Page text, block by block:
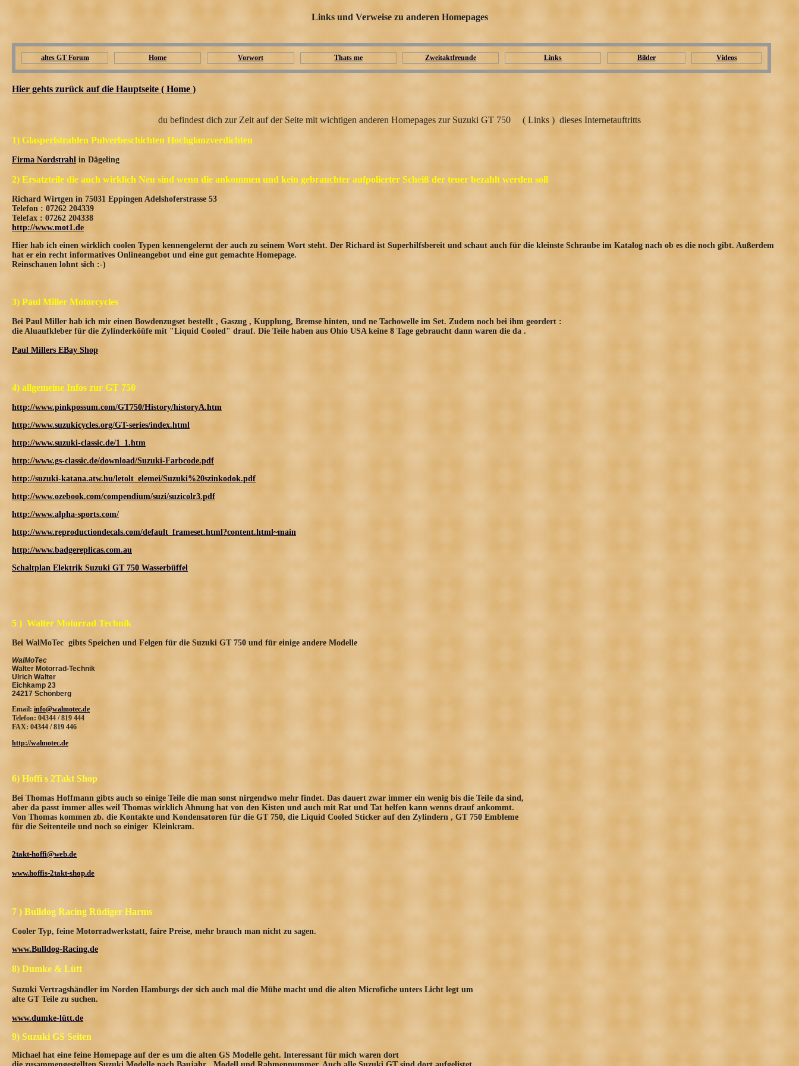
Links und Verweise zu anderen Homepages
altes GT Forum Home Vorwort Thats me Zweitaktfreunde Links Bilder Videos
Hier gehts zurück auf die Hauptseite ( Home )
du befindest dich zur Zeit auf der Seite mit wichtigen anderen Homepages zur Suzuki GT 750 ( Links ) dieses Internetauftritts
1) Glasperlstrahlen Pulverbeschichten Hochglanzverdichten
Firma Nordstrahl in Dägeling
2) Ersatzteile die auch wirklich Neu sind wenn die ankommen und kein gebrauchter aufpolierter Scheiß der teuer bezahlt werden soll
Richard Wirtgen in 75031 Eppingen Adelshoferstrasse 53
Telefon : 07262 204339
Telefax : 07262 204338
http://www.mot1.de
Hier hab ich einen wirklich coolen Typen kennengelernt der auch zu seinem Wort steht. Der Richard ist Superhilfsbereit und schaut auch für die kleinste Schraube im Katalog nach ob es die noch gibt. Außerdem
hat er ein recht informatives Onlineangebot und eine gut gemachte Homepage.
Reinschauen lohnt sich :-)
3) Paul Miller Motorcycles
Bei Paul Miller hab ich mir einen Bowdenzugset bestellt , Gaszug , Kupplung, Bremse hinten, und ne Tachowelle im Set. Zudem noch bei ihm geordert :
die Aluaufkleber für die Zylinderköüfe mit "Liquid Cooled" drauf. Die Teile haben aus Ohio USA keine 8 Tage gebraucht dann waren die da .
Paul Millers EBay Shop
4) allgemeine Infos zur GT 750
http://www.pinkpossum.com/GT750/History/historyA.htm
http://www.suzukicycles.org/GT-series/index.html
http://www.suzuki-classic.de/1_1.htm
http://www.gs-classic.de/download/Suzuki-Farbcode.pdf
http://suzuki-katana.atw.hu/letolt_elemei/Suzuki%20szinkodok.pdf
http://www.ozebook.com/compendium/suzi/suzicolr3.pdf
http://www.alpha-sports.com/
http://www.reproductiondecals.com/default_frameset.html?content.html~main
http://www.badgereplicas.com.au
Schaltplan Elektrik Suzuki GT 750 Wasserbüffel
5 ) Walter Motorrad Technik
Bei WalMoTec gibts Speichen und Felgen für die Suzuki GT 750 und für einige andere Modelle
WalMoTec
Walter Motorrad-Technik
Ulrich Walter
Eichkamp 23
24217 Schönberg
Email: info@walmotec.de
Telefon: 04344 / 819 444
FAX: 04344 / 819 446
http://walmotec.de
6) Hoffi s 2Takt Shop
Bei Thomas Hoffmann gibts auch so einige Teile die man sonst nirgendwo mehr findet. Das dauert zwar immer ein wenig bis die Teile da sind,
aber da passt immer alles weil Thomas wirklich Ahnung hat von den Kisten und auch mit Rat und Tat helfen kann wenns drauf ankommt.
Von Thomas kommen zb. die Kontakte und Kondensatoren für die GT 750, die Liquid Cooled Sticker auf den Zylindern , GT 750 Embleme
für die Seitenteile und noch so einiger Kleinkram.
2takt-hoffi@web.de
www.hoffis-2takt-shop.de
7 ) Bulldog Racing Rüdiger Harms
Cooler Typ, feine Motorradwerkstatt, faire Preise, mehr brauch man nicht zu sagen.
www.Bulldog-Racing.de
8) Dumke & Lütt
Suzuki Vertragshändler im Norden Hamburgs der sich auch mal die Mühe macht und die alten Microfiche unters Licht legt um
alte GT Teile zu suchen.
www.dumke-lütt.de
9) Suzuki GS Seiten
Michael hat eine feine Homepage auf der es um die alten GS Modelle geht. Interessant für mich waren dort